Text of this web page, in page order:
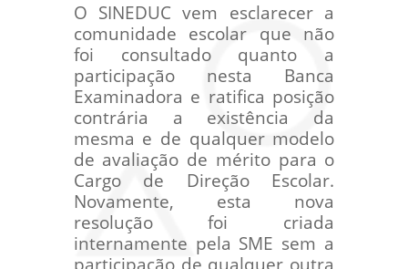
O SINEDUC vem esclarecer a
comunidade escolar que não
foi consultado quanto a
participação nesta Banca
Examinadora e ratifica posição
contrária a existência da
mesma e de qualquer modelo
de avaliação de mérito para o
Cargo de Direção Escolar.
Novamente, esta nova
resolução foi criada
internamente pela SME sem a